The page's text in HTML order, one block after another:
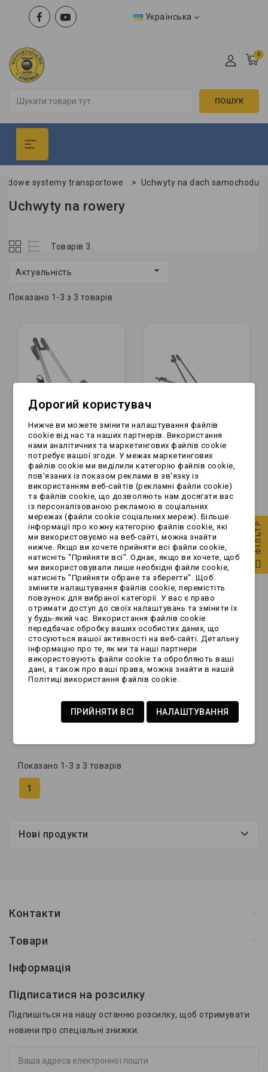
Українська
0
ПОШУК
systemy transportowe > Uchwyty na dach samochodu
Uchwyty na rowery
Товарів 3.
Актуальність 
Показано 1-3 з 3 товарів
Uchwyt rowerowy -
AMOS - aluminiowy
TOUR 7617
258,99 zł
Uchwyt rowerowy -
AMOS - stalowy
119,99 zł
РОЗПРОДАНО
[ZESTAW] - 2 x
Uchwyt Rowerowy
Показано 1-3 з 3 товарів
1
Нові продукти
Контакти
Товари
Інформація
Підписатися на розсилку
Підпишіться на нашу останню розсилку, щоб отримувати
новини про спеціальні знижки.
ФІЛЬТР
Дорогий користувач
Нижче ви можете змінити налаштування файлів
cookie від нас та наших партнерів. Використання
нами аналітичних та маркетингових файлів cookie
потребує вашої згоди. У межах маркетингових
файлів cookie ми виділили категорію файлів cookie,
пов'язаних із показом реклами в зв'язку із
використанням веб-сайтів (рекламні файли cookie)
та файлів cookie, що дозволяють нам досягати вас
із персоналізованою рекламою в соціальних
мережах (файли cookie соціальних мереж). Більше
інформації про кожну категорію файлів cookie, які
ми використовуємо на веб-сайті, можна знайти
нижче. Якщо ви хочете прийняти всі файли cookie,
натисніть "Прийняти всі". Однак, якщо ви хочете, щоб
ми використовували лише необхідні файли cookie,
натисніть "Прийняти обране та зберегти". Щоб
змінити налаштування файлів cookie, перемістіть
повзунок для вибраної категорії. У вас є право
отримати доступ до своїх налаштувань та змінити їх
у будь-який час. Використання файлів cookie
передбачає обробку ваших особистих даних, що
стосуються вашої активності на веб-сайті. Детальну
інформацію про те, як ми та наші партнери
використовують файли cookie та обробляють ваші
дані, а також про ваші права, можна знайти в нашій
Політиці використання файлів cookie.
НАЛАШТУВАННЯ
ПРИЙНЯТИ ВСІ